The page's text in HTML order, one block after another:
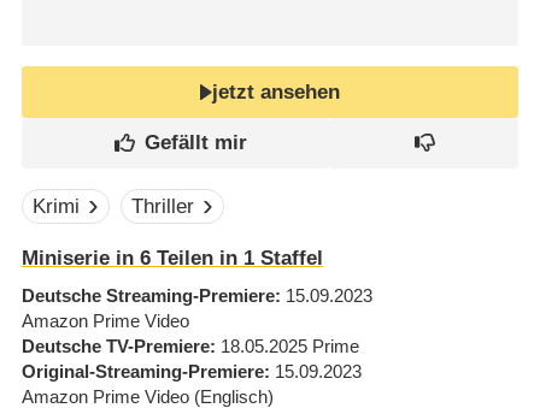
jetzt ansehen
Krimi Thriller
Miniserie in 6 Teilen in 1 Staffel
Deutsche Streaming-Premiere 15.09.2023
Amazon Prime Video
Deutsche TV-Premiere 18.05.2025 Prime
Original-Streaming-Premiere 15.09.2023
Amazon Prime Video (Englisch)